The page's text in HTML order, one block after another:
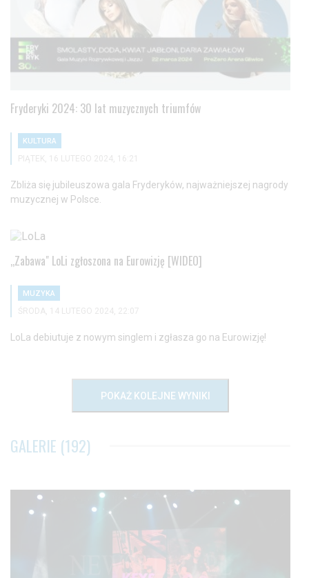
Fryderyki 2024: 30 lat muzycznych triumfów
KULTURA
PIĄTEK, 16 LUTEGO 2024, 16:21
Zbliża się jubileuszowa gala Fryderyków, najważniejszej nagrody
muzycznej w Polsce.
,,Zabawa" LoLi zgłoszona na Eurowizję [WIDEO]
MUZYKA
ŚRODA, 14 LUTEGO 2024, 22:07
LoLa debiutuje z nowym singlem i zgłasza go na Eurowizję!
POKAŻ KOLEJNE WYNIKI
GALERIE (192)